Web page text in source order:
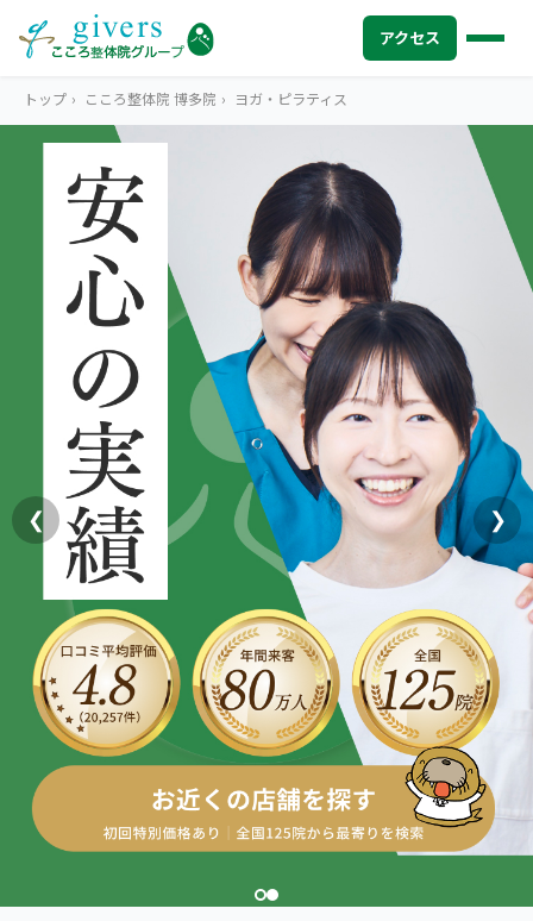
アクセス
HOME トップ
SYMPTOMS 症状から探す
腰痛
肩こり・首こり
四十肩・五十肩
膝痛・関節痛
股関節の痛み
産後の不調・体型の崩れ
骨盤の傾き・歪み
坐骨神経痛
ぎっくり腰
寝違え
MENU メニューから探す
STORE 店舗一覧
AREA エリアから探す
北海道
札幌エリア（13院）
東北
仙台エリア（4院）
関東
池袋エリア（3院）
新宿エリア（3院）
高田馬場エリア（2院）
ABOUT US 私たちについて
こころ整体院グループについて
初めての方へ
giversメソッドGIFT
研究・論文
医師・専門家からの推薦
メディア・実績
ご予約はこちら
OUR CONCEPT
とらわれないカラダを。
トップ › こころ整体院 博多院 › ヨガ・ピラティス
❮ ❯